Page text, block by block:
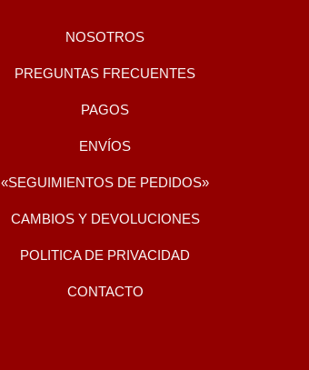
NOSOTROS
PREGUNTAS FRECUENTES
PAGOS
ENVÍOS
«SEGUIMIENTOS DE PEDIDOS»
CAMBIOS Y DEVOLUCIONES
POLITICA DE PRIVACIDAD
CONTACTO